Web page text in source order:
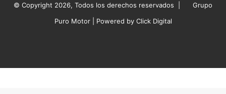
© Copyright 2026, Todos los derechos reservados |
Grupo
Puro Motor | Powered by Click Digital